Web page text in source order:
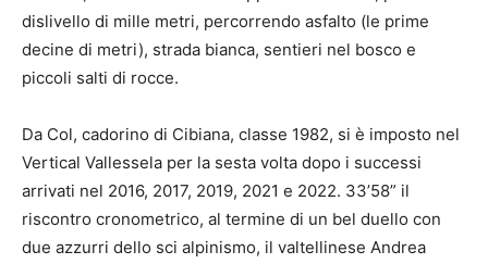
dislivello di mille metri, percorrendo asfalto (le prime
decine di metri), strada bianca, sentieri nel bosco e
piccoli salti di rocce.
Da Col, cadorino di Cibiana, classe 1982, si è imposto nel
Vertical Vallessela per la sesta volta dopo i successi
arrivati nel 2016, 2017, 2019, 2021 e 2022. 33’58” il
riscontro cronometrico, al termine di un bel duello con
due azzurri dello sci alpinismo, il valtellinese Andrea